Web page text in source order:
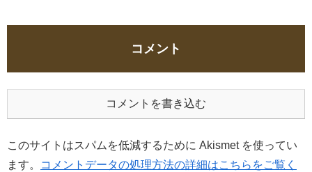
コメント
コメントを書き込む
このサイトはスパムを低減するために Akismet を使ってい
ます。
コメントデータの処理方法の詳細はこちらをご覧く